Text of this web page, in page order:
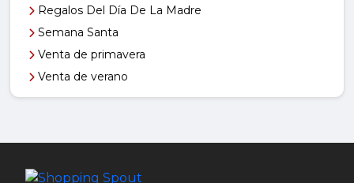
Regalos Del Día De La Madre
Semana Santa
Venta de primavera
Venta de verano